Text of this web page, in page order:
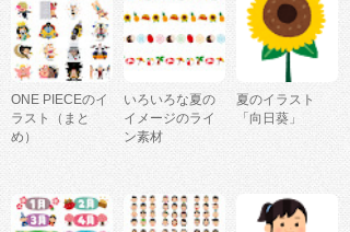
ONE PIECEのイ
ラスト（まと
め）
いろいろな夏の
イメージのライ
ン素材
夏のイラスト
「向日葵」